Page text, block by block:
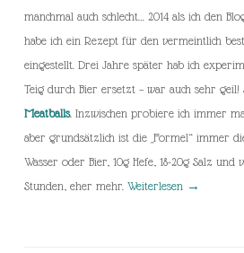
manchmal auch schlecht… 2014 als ich den
habe ich ein Rezept für den vermeintlich
eingestellt. Drei Jahre später hab ich
Teig durch Bier ersetzt – war auch sehr geil!
Meatballs. Inzwischen probiere ich immer
aber grundsätzlich ist die „Formel“ immer
Wasser oder Bier, 10g Hefe, 18-20g Salz und
Stunden, eher mehr. Weiterlesen →